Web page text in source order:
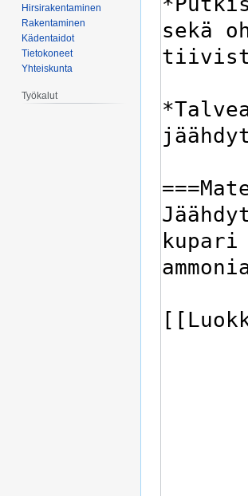
Hirsirakentaminen
Rakentaminen
Kädentaidot
Tietokoneet
Yhteiskunta
Työkalut